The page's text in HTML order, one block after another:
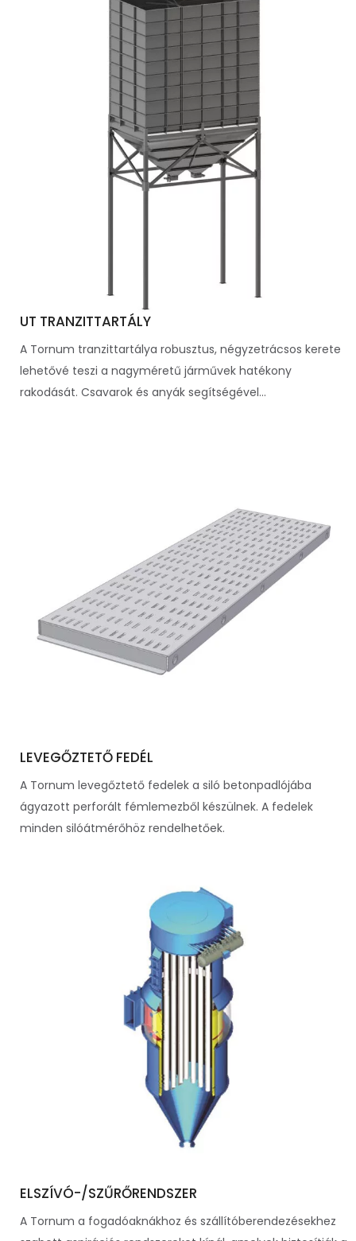
UT TRANZITTARTÁLY
A Tornum tranzittartálya robusztus, négyzetrácsos kerete
lehetővé teszi a nagyméretű járművek hatékony
rakodását. Csavarok és anyák segítségével...
LEVEGŐZTETŐ FEDÉL
A Tornum levegőztető fedelek a siló betonpadlójába
ágyazott perforált fémlemezből készülnek. A fedelek
minden silóátmérőhöz rendelhetőek.
ELSZÍVÓ-/SZŰRŐRENDSZER
A Tornum a fogadóaknákhoz és szállítóberendezésekhez